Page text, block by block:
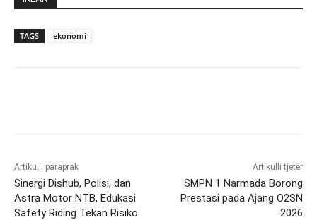
TAGS ekonomi
Artikulli paraprak
Sinergi Dishub, Polisi, dan
Astra Motor NTB, Edukasi
Safety Riding Tekan Risiko
Artikulli tjetër
SMPN 1 Narmada Borong
Prestasi pada Ajang O2SN
2026